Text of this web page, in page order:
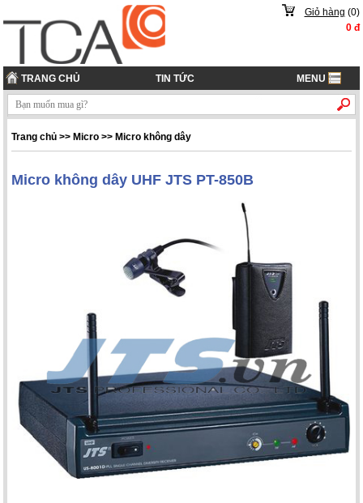
Giỏ hàng (0)
0đ
TRANG CHỦ TIN TỨC MENU
Trang chủ >> Micro >> Micro không dây
Micro không dây UHF JTS PT-850B